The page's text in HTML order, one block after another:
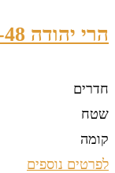
הרי יהודה 44-48 גני תקוה
חדרים
שטח
קומה
לפרטים נוספים